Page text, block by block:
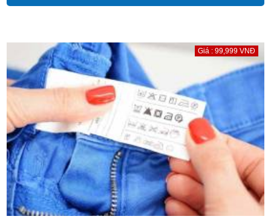
Giá : 99,999 VNĐ